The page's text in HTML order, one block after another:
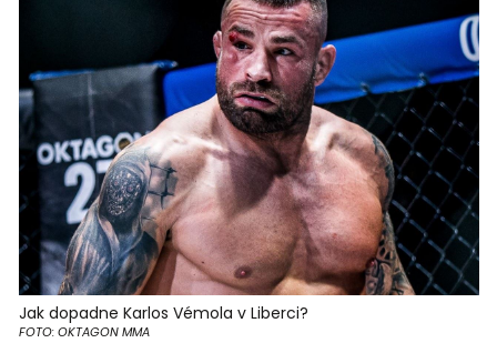
Jak dopadne Karlos Vémola v Liberci?
FOTO: OKTAGON MMA